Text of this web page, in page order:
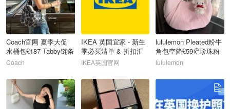
Coach官网 夏季大促
水桶包£187 Tabby链条
包£315
Coach
IKEA 英国宜家 - 新生
季必买清单 & 折扣汇
总
IKEA英国官网
lululemon Pleated粉牛
角包空降£59🥐珍珠粉
巨好看！
lululemon
64